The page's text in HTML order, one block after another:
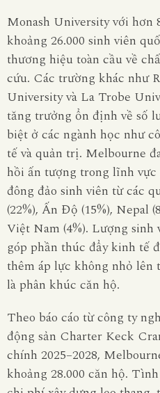
Monash University với hơn
khoảng 26.000 sinh viên
thương hiệu toàn cầu về
cứu. Các trường khác như
University và La Trobe
tăng trưởng ổn định về số
biệt ở các ngành học như
tế và quản trị. Melbourne
hồi ấn tượng trong lĩnh
đông đảo sinh viên từ các
(22%), Ấn Độ (15%), Nepal
Việt Nam (4%). Lượng
góp phần thúc đẩy kinh tế
thêm áp lực không nhỏ
là phân khúc căn hộ.
Theo báo cáo từ công ty
động sản Charter Keck
chính 2025–2028,
khoảng 28.000 căn hộ.